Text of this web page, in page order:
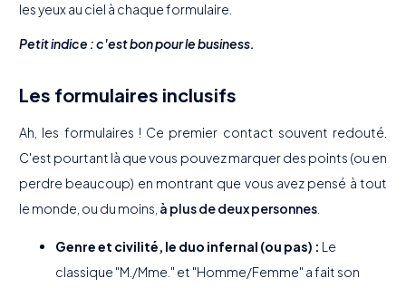
les yeux au ciel à chaque formulaire.
Petit indice : c'est bon pour le business.
Les formulaires inclusifs
Ah, les formulaires ! Ce premier contact souvent redouté.
C'est pourtant là que vous pouvez marquer des points (ou en
perdre beaucoup) en montrant que vous avez pensé à tout
le monde, ou du moins, à plus de deux personnes
Genre et civilité, le duo infernal (ou pas) : Le
classique "M./Mme." et "Homme/Femme" a fait son